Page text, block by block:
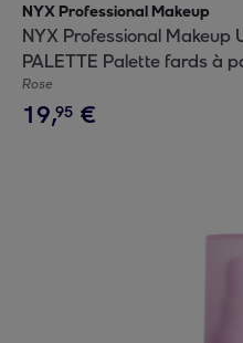
NYX Professional Makeup
NYX Professional Makeup
PALETTE Palette fards à
Rose
19,95 €